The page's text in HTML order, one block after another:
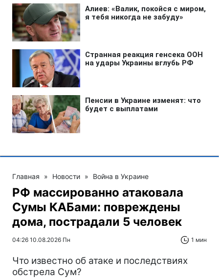
Главная » Новости » Война в Украине
РФ массированно атаковала
Сумы КАБами: повреждены
дома, пострадали 5 человек
04:26 10.08.2026 Пн 1 мин
Что известно об атаке и последствиях
обстрела Сум?